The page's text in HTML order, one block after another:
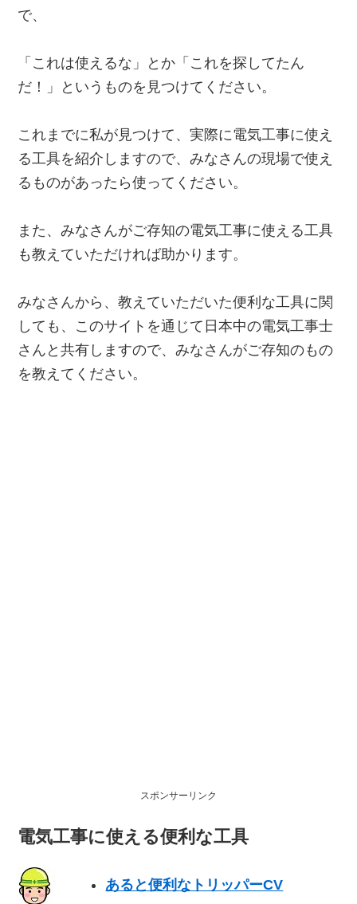
で、
「 これは使えるな 」とか「 これを探してたん
だ！
」というものを見つけてください。
これまでに私が見つけて、実際に電気工事に使え
る工具を紹介しますので、みなさんの現場で使え
るものがあったら使ってください。
また、みなさんがご存知の電気工事に使える工具
も教えていただければ助かります。
みなさんから、教えていただいた便利な工具に関
しても、このサイトを通じて日本中の電気工事士
さんと共有しますので、みなさんがご存知のもの
を教えてください。
スポンサーリンク
電気工事に使える便利な工具
あると便利なトリッパーCV